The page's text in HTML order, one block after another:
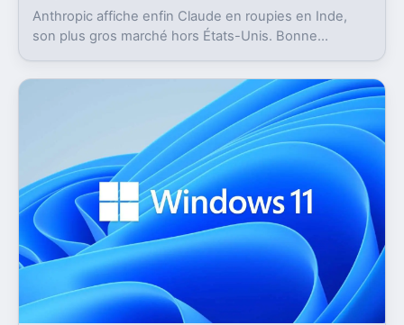
Anthropic affiche enfin Claude en roupies en Inde,
son plus gros marché hors États-Unis. Bonne
abonnements.